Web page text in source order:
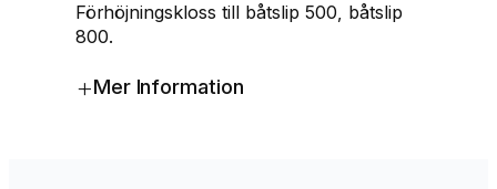
s
8
x
Förhöjningskloss till båtslip 500, båtslip
800.
+Mer Information